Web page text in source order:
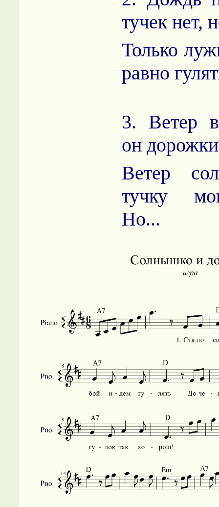
тучек нет,
Только
равно
3. Ветер
он
Ветер
тучку
Но...